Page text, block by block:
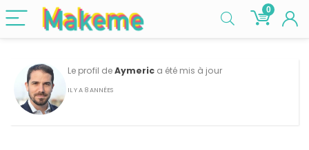
0
Le profil deAymeric a été mis à jour
IL Y A 8 ANNÉES